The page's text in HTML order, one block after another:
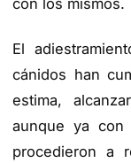
con los mismos.
El
cánidos han
estima,
aunque ya con
procedieron a